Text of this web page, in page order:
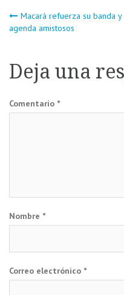
entradas
Macará refuerza su banda y
agenda amistosos
Deja una
Comentario *
Nombre *
Correo electrónico *